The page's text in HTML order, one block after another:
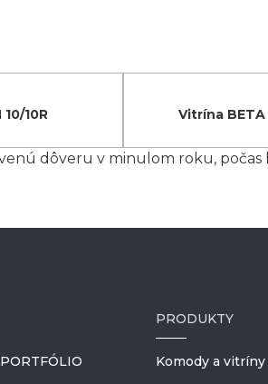
10R Vitrína BETA
dôveru v minulom roku,
PRODUKTY
Komody a vitríny